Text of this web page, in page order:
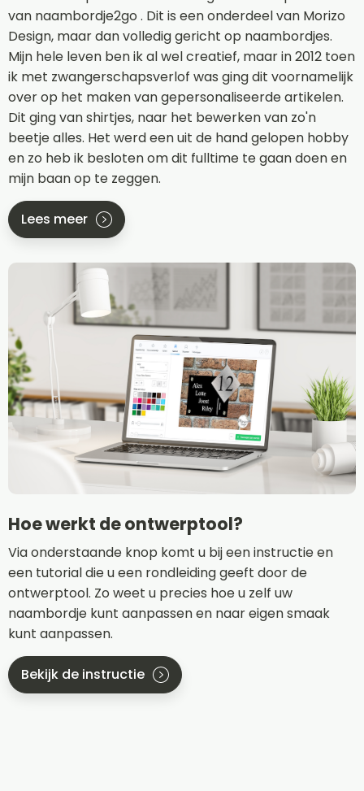
van naambordje2go . Dit is een onderdeel van Morizo
Design, maar dan volledig gericht op naambordjes.
Mijn hele leven ben ik al wel creatief, maar in 2012 toen
ik met zwangerschapsverlof was ging dit voornamelijk
over op het maken van gepersonaliseerde artikelen.
Dit ging van shirtjes, naar het bewerken van zo'n
beetje alles. Het werd een uit de hand gelopen hobby
en zo heb ik besloten om dit fulltime te gaan doen en
mijn baan op te zeggen.
Lees meer
Hoe werkt de ontwerptool?
Via onderstaande knop komt u bij een instructie en
een tutorial die u een rondleiding geeft door de
ontwerptool. Zo weet u precies hoe u zelf uw
naambordje kunt aanpassen en naar eigen smaak
kunt aanpassen.
Bekijk de instructie